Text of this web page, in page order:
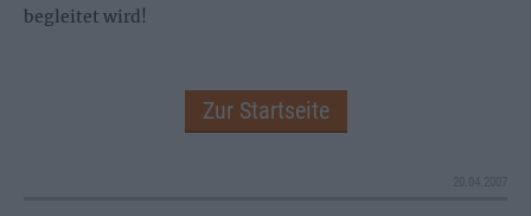
begleitet wird!
Zur Startseite